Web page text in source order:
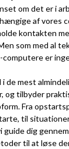
om det er i
af vores
kontakten
som med al
computere er
de mest
og tilbyder
Fra
til
guide dig
til at løse